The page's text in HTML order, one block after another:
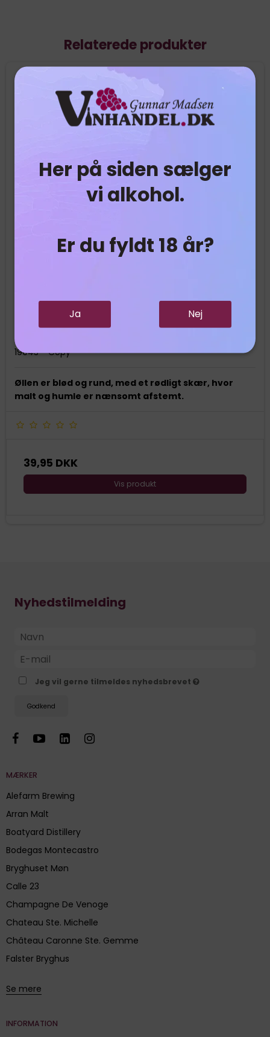
Her på siden sælger
vi alkohol.
Er du fyldt 18 år?
Ja Nej
Relaterede produkter
Bryghuset Møn - Stege Rød Klassik Øko - 33 cl
Bryghuset Møn
19043 - Copy
Øllen er blød og rund, med et rødligt skær, hvor
malt og humle er nænsomt afstemt.
39,95 DKK
Vis produkt
Nyhedstilmelding
Jeg vil gerne tilmeldes nyhedsbrevet
Godkend
MÆRKER
Alefarm Brewing
Arran Malt
Boatyard Distillery
Bodegas Montecastro
Bryghuset Møn
Calle 23
Champagne De Venoge
Chateau Ste. Michelle
Château Caronne Ste. Gemme
Falster Bryghus
Se mere
INFORMATION